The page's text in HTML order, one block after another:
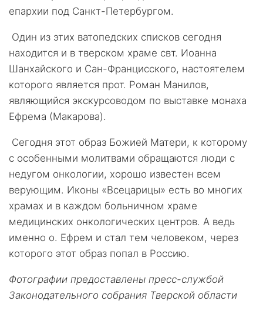
епархии под Санкт-Петербургом.
Один из этих ватопедских списков сегодня
находится и в тверском храме свт. Иоанна
Шанхайского и Сан-Францисского, настоятелем
которого является прот. Роман Манилов,
являющийся экскурсоводом по выставке монаха
Ефрема (Макарова).
Сегодня этот образ Божией Матери, к которому
с особенными молитвами обращаются люди с
недугом онкологии, хорошо известен всем
верующим. Иконы «Всецарицы» есть во многих
храмах и в каждом больничном храме
медицинских онкологических центров. А ведь
именно о. Ефрем и стал тем человеком, через
которого этот образ попал в Россию.
Фотографии предоставлены пресс-службой
Законодательного собрания Тверской области